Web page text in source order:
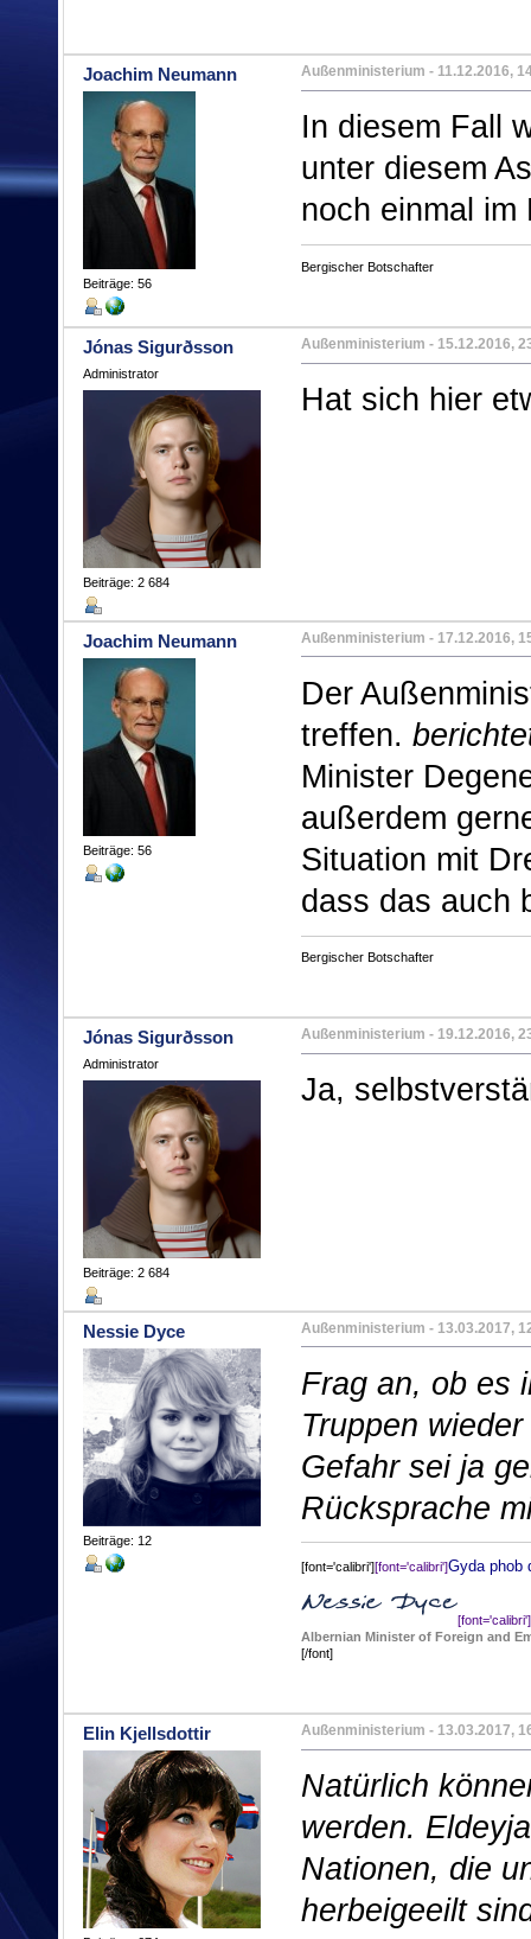
Joachim Neumann
Beiträge: 56
Außenministerium - 11.12.2016,
In diesem Fall
unter diesem
noch einmal im
Bergischer Botschafter
Jónas Sigurðsson
Administrator
Beiträge: 2 684
Außenministerium - 15.12.2016,
Hat sich hier
Joachim Neumann
Beiträge: 56
Außenministerium - 17.12.2016,
Der
treffen.
Minister
außerdem
Situation mit
dass das auch
Bergischer Botschafter
Jónas Sigurðsson
Administrator
Beiträge: 2 684
Außenministerium - 19.12.2016,
Ja,
Nessie Dyce
Beiträge: 12
Außenministerium - 13.03.2017,
Frag an, ob es
Truppen
Gefahr sei ja
Rücksprache
[font='calibri'][font='calibri']Gyda phob
[font='calibri']
Albernian Minister of Foreign and
[/font]
Elin Kjellsdottir Außenministerium - 13.03.2017,
Natürlich
werden.
Nationen, die
herbeigeeilt